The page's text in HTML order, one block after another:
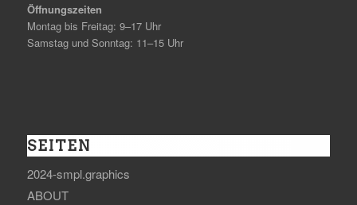
Öffnungszeiten
Montag bis Freitag: 9–17 Uhr
Samstag und Sonntag: 11–15 Uhr
SEITEN
2024-smpl.graphics
ABOUT